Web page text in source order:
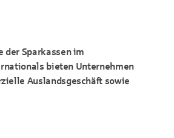
der Sparkassen im
bieten Unternehmen
Auslandsgeschäft sowie